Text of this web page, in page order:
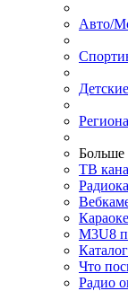
Авто/
Детские
Больше
ТВ
M3U8
Что
Радио